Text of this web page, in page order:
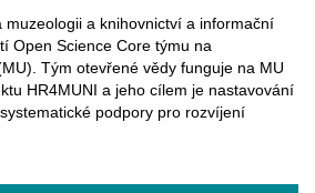
muzeologii a knihovnictví a informační
Open Science Core týmu na
Tým otevřené vědy funguje na MU
HR4MUNI a jeho cílem je nastavování
podpory pro rozvíjení